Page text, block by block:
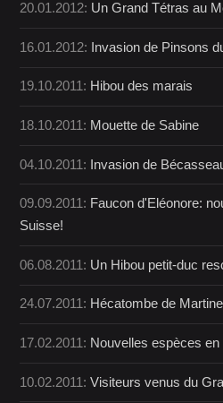
20.01.2012: Un Grand Tétras au
16.01.2012: Invasion de Pinsons
19.10.2011: Hibou des marais
18.10.2011: Mouette de Sabine
04.10.2011: Invasion de
09.09.2011: Faucon d'Eléonore:
Suisse!
06.08.2011: Un Hibou petit-duc
24.07.2011: Hécatombe de
17.02.2011: Nouvelles espèces
10.02.2011:Visiteurs venus du